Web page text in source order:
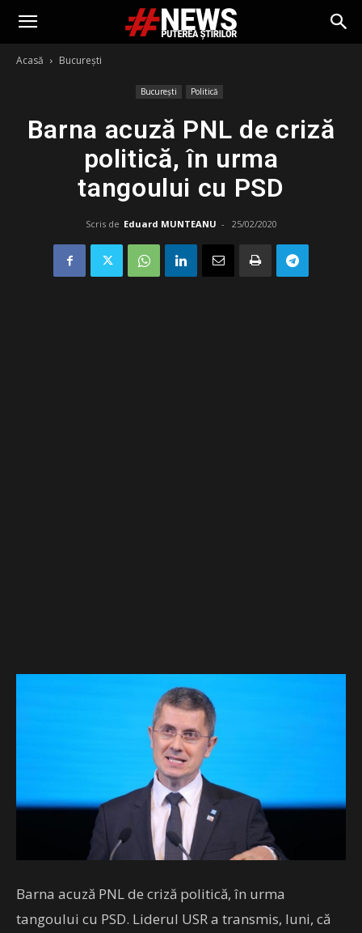
Acasă București
București Politică
Barna acuză PNL de criză
politică, în urma
tangoului cu PSD
Scris de Eduard MUNTEANU - 25/02/2020
Barna acuză PNL de criză politică, în urma
tangoului cu PSD. Liderul USR a transmis, luni, că